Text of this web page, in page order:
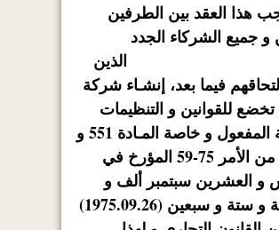
هذا العقد بين الطرفين
و جميع الشركاء الجدد
فيما بعد، إنشـاء شركة
للقوانين و التنظيمات
السارية المفعول و خاصة المـادة 551 و
ما يليها من الأمر 75-59 المؤرخ في
و العشرين سبتمبر ألف و
تسعمائة و ستة و سبعين (1975.09.26)